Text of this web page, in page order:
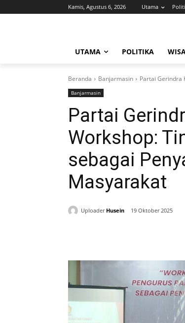
Kamis, Agustus 6, 2026 Utama
UTAMA POLITIKA
Beranda Banjarmasin Partai Gerindra
Banjarmasin
Partai
Workshop:
sebagai
Masyarakat
Uploader Husein 19 Oktober 2025